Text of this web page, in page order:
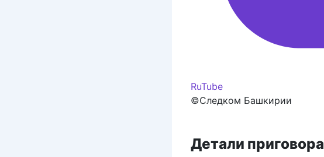
RuTube
©Следком Башкирии
Детали приговора